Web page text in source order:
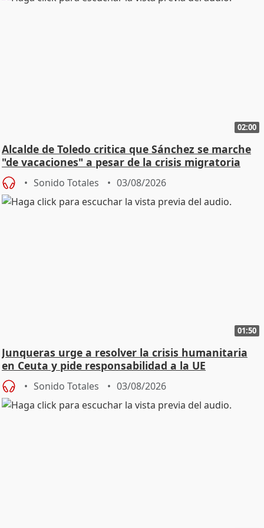
02:00
Alcalde de Toledo critica que Sánchez se marche
"de vacaciones" a pesar de la crisis migratoria
Sonido Totales 03/08/2026
01:50
Junqueras urge a resolver la crisis humanitaria
en Ceuta y pide responsabilidad a la UE
Sonido Totales 03/08/2026